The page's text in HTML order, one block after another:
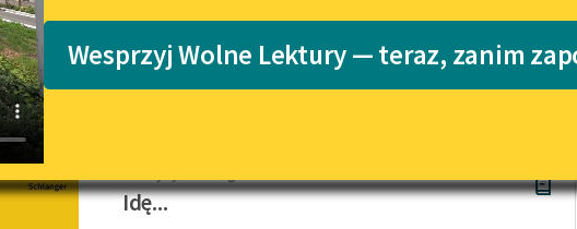
niepełnosprawnościami
Wesprzyj Wolne Lektury — teraz, zanim
Idę...